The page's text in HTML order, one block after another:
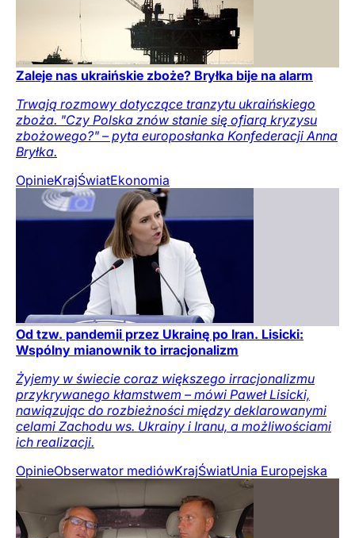
Zaleje nas ukraińskie zboże? Bryłka bije na alarm
Trwają rozmowy dotyczące tranzytu ukraińskiego
zboża. "Czy Polska znów stanie się ofiarą kryzysu
zbożowego?" – pyta europosłanka Konfederacji Anna
Bryłka.
OpinieKrajŚwiatEkonomia
Od tzw. pandemii przez Ukrainę po Iran. Lisicki:
Wspólny mianownik to irracjonalizm
Żyjemy w świecie coraz większego irracjonalizmu
przykrywanego kłamstwem – mówi Paweł Lisicki,
nawiązując do rozbieżności między deklarowanymi
celami Zachodu ws. Ukrainy i Iranu, a możliwościami
ich realizacji.
OpinieObserwator mediówKrajŚwiatUnia Europejska